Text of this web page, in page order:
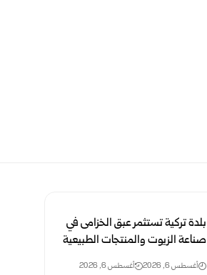
بلدة تركية تستثمر عبق الخزامى في
صناعة الزيوت والمنتجات الطبيعية
أغسطس 6, 2026 أغسطس 6, 2026